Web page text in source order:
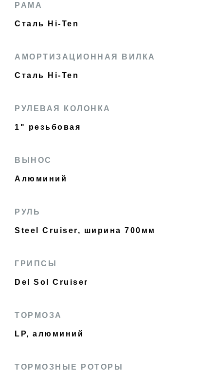
РАМА
Сталь Hi-Ten
АМОРТИЗАЦИОННАЯ ВИЛКА
Сталь Hi-Ten
РУЛЕВАЯ КОЛОНКА
1" резьбовая
ВЫНОС
Алюминий
РУЛЬ
Steel Cruiser, ширина 700мм
ГРИПСЫ
Del Sol Cruiser
ТОРМОЗА
LP, алюминий
ТОРМОЗНЫЕ РОТОРЫ